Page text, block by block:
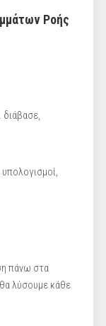
Ροής
πάνω στα
λύσουμε κάθε